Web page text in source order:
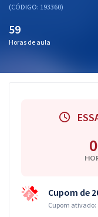
(CÓDIGO: 193360)
59
Horas de aula
Cupom de
Cupom ativado: